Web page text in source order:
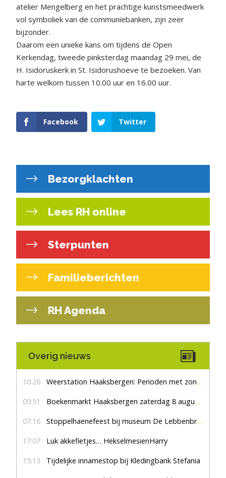
atelier Mengelberg en het prachtige kunstsmeedwerk
vol symboliek van de communiebanken, zijn zeer
bijzonder.
Daarom een unieke kans om tijdens de Open
Kerkendag, tweede pinksterdag maandag 29 mei, de
H. Isidoruskerk in St. Isidorushoeve te bezoeken. Van
harte welkom tussen 10.00 uur en 16.00 uur.
Facebook Twitter
Bezorgklachten
Lees RH online
Sterpunten
Familieberichten
RH Agenda
Overig nieuws
10:26 Weerstation Haaksbergen: Perioden met zon en droog
09:51 Boekenmarkt Haaksbergen zaterdag 8 augustus, marktplein Haaksbergen
07:16 Stoppelhaenefeest bij museum De Lebbenbrugge
17:07 Luk akkefietjes… HekselmesienHarry
15:13 Tijdelijke innamestop bij Kledingbank Stefania